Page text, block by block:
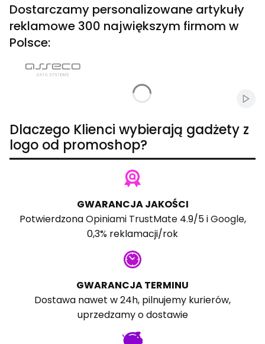
Dostarczamy personalizowane artykuły
reklamowe 300 największym firmom w
Polsce:
Dlaczego Klienci wybierają gadżety z
logo od promoshop?
GWARANCJA JAKOŚCI
PotwierdzonaOpiniami TrustMate4.9/5 iGoogle,
0,3% reklamacji/rok
GWARANCJA TERMINU
Dostawa nawet w 24h, pilnujemy kurierów,
uprzedzamy o dostawie